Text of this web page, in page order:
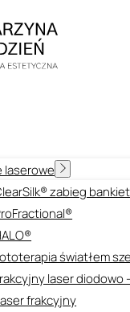
laserowe
zabieg
światłem
laser diodowo
frakcyjny